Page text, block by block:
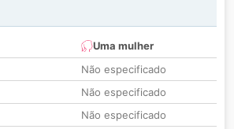
Uma mulher
Não especificado
Não especificado
Não especificado